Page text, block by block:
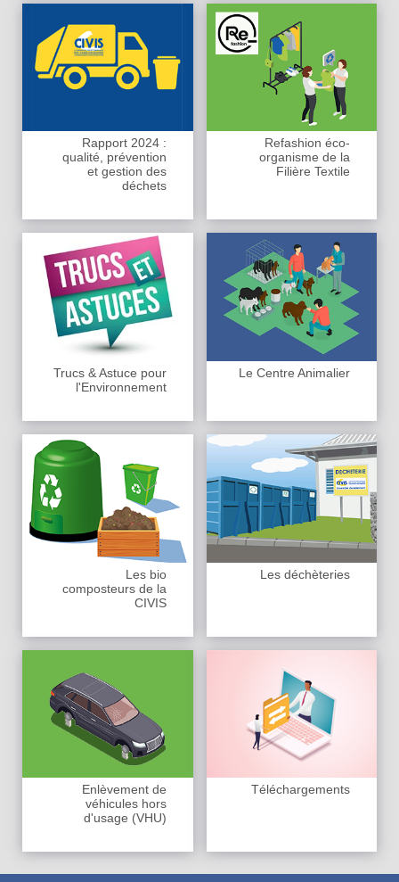
Rapport 2024 :
qualité, prévention
et gestion des
déchets
Refashion éco-
organisme de la
Filière Textile
Trucs & Astuce pour
l'Environnement
Le Centre Animalier
Les bio
composteurs de la
CIVIS
Les déchèteries
Enlèvement de
véhicules hors
d'usage (VHU)
Téléchargements